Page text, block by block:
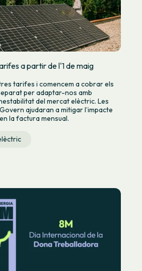
a partir de l'1 de maig
tarifes i comencem a cobrar els
per adaptar-nos amb
del mercat elèctric. Les
ajudaran a mitigar l’impacte
la factura mensual.